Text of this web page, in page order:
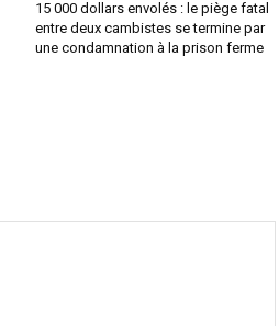
15 000 dollars envolés : le piège fatal
entre deux cambistes se termine par
une condamnation à la prison ferme